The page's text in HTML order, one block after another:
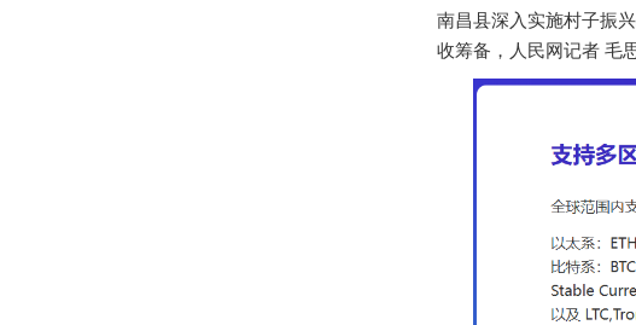
南昌县深入实施村子振
收筹备，人民网记者 毛